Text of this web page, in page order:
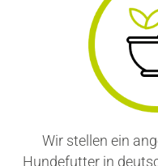
Wir stellen ein
Hundefutter in